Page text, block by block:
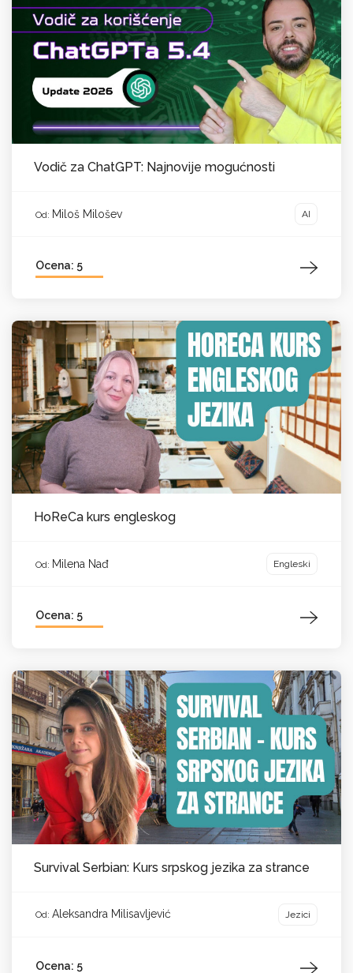
Vodič za ChatGPT: Najnovije mogućnosti
Od: Miloš Milošev AI
Ocena: 5
HoReCa kurs engleskog
Od: Milena Nađ Engleski
Ocena: 5
Survival Serbian: Kurs srpskog jezika za strance
Od: Aleksandra Milisavljević Jezici
Ocena: 5